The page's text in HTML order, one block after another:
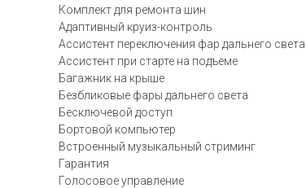
Комплект для ремонта шин
Адаптивный круиз-контроль
Ассистент переключения фар дальнего света
Ассистент при старте на подъеме
Багажник на крыше
Безбликовые фары дальнего света
Бесключевой доступ
Бортовой компьютер
Встроенный музыкальный стриминг
Гарантия
Голосовое управление